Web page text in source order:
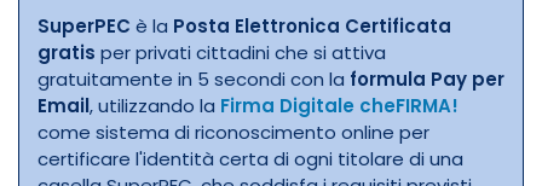
SuperPEC è la Posta Elettronica Certificata
gratis per privati cittadini che si attiva
gratuitamente in 5 secondi con la formula Pay per
Email,utilizzando la Firma Digitale cheFIRMA!
come sistema di riconoscimento online per
certificare l'identità certa di ogni titolare di una